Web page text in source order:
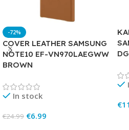
-72%
COVER LEATHER SAMSUNG
NOTE10 EF-VN970LAEGWW
BROWN
In stock
€24.99 €6.99
€